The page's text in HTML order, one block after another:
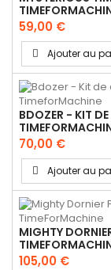
59,00 €
Ajouter au
BDOZER - KIT
70,00 €
Ajouter au
MIGHTY
105,00 €